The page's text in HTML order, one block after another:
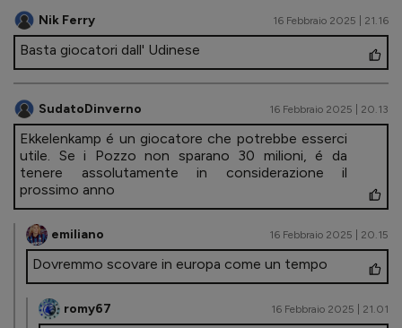
Nik Ferry 16 Febbraio 2025 | 21.16
Basta giocatori dall' Udinese
SudatoDinverno 16 Febbraio 2025 | 20.13
Ekkelenkamp é un giocatore che potrebbe esserci
utile. Se i Pozzo non sparano 30 milioni, é da
tenere assolutamente in considerazione il
prossimo anno
emiliano 16 Febbraio 2025 | 20.15
Dovremmo scovare in europa come un tempo
romy67 16 Febbraio 2025 | 21.01